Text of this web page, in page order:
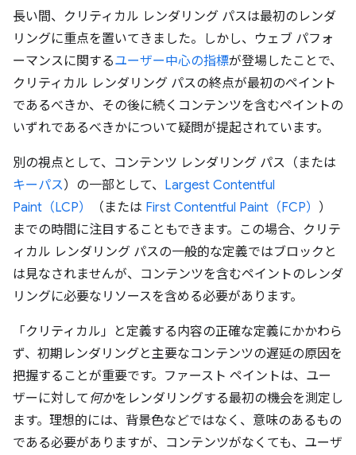
長い間、クリティカル レンダリング パスは最初のレンダ
リングに重点を置いてきました。しかし、ウェブ パフォ
ーマンスに関するユーザー中心の指標が登場したことで、
クリティカル レンダリング パスの終点が最初のペイント
であるべきか、その後に続くコンテンツを含むペイントの
いずれであるべきかについて疑問が提起されています。
別の視点として、コンテンツ レンダリング パス（または
キーパス）の一部として、 Largest Contentful
Paint（LCP）
（または First Contentful Paint（FCP） ）
までの時間に注目することもできます。この場合、クリテ
ィカル レンダリング パスの一般的な定義ではブロックと
は見なされませんが、コンテンツを含むペイントのレンダ
リングに必要なリソースを含める必要があります。
「クリティカル」と定義する内容の正確な定義にかかわら
ず、初期レンダリングと主要なコンテンツの遅延の原因を
把握することが重要です。ファースト ペイントは、ユー
ザーに対して 何かをレンダリングする最初の機会を測定し
ます。理想的には、背景色などではなく、意味のあるもの
である必要がありますが、コンテンツがなくても、ユーザ